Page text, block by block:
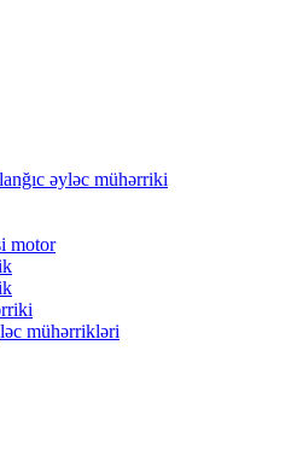
əyləc mühərriki
motor
mühərrikləri